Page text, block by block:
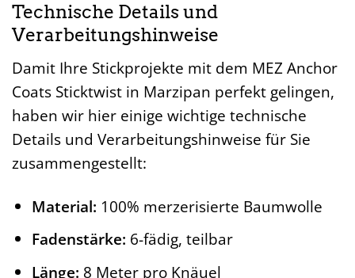
Technische Details und
Verarbeitungshinweise
Damit Ihre Stickprojekte mit dem MEZ Anchor
Coats Sticktwist in Marzipan perfekt gelingen,
haben wir hier einige wichtige technische
Details und Verarbeitungshinweise für Sie
zusammengestellt:
Material: 100% merzerisierte Baumwolle
Fadenstärke: 6-fädig, teilbar
Länge: 8 Meter pro Knäuel